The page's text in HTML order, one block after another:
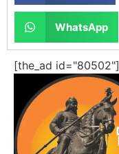
WhatsApp
[the_ad id="80502"]